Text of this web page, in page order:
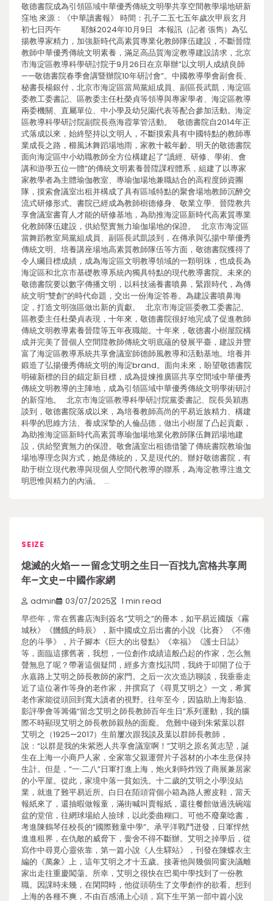
敬德書院成為引領區域中華優秀傳統文明學共享空間教學場地研新
窪地 來源：《中華讀書報》 時間：孔子二五七五年歲次甲辰玄月
初七日丙午 耶穌2024年10月9日 本報訊（記者 張雋）為弘
揚教導家精力，加強新時代高素質專業化教師隊伍建設，不斷晉陞
教師中華優秀傳統文明素養，滿足高品質海淀教導建設請求，北京
市海淀區教導科學研討院于9月26日在京舉辦“以文明人成績良師
——敬德書院春季會講暨辦院10年研討會”。中國教導學會副會長、
秘書長楊銀付，北京市海淀區當局黨組成員、副區長武凱，海淀區
委教工委書記、區教委主任杜榮貞等領導與專家學者、海淀區教導
兩委機關、直屬單位、中小學及幼兒園代表等配合參加活動。海淀
區教導科學研討院副院長燕海霞掌管活動。 敬德書院自2014年正
式落成以來，始終堅持以文明人，不斷摸索具有中國特點的教師專
業成長之路，櫛風沐舞蹈場地雨，家教十載年齡。明天的敬德書院
面向海淀區中小幼職教師全方位構建起了“讀經、研修、學術、會
講和游學五位一體”的傳統文明素養晉陞課程體系，組建了以專家
家教學者為主體瑜伽教室、專瑜伽場地兼職結合的高程度師資團
隊，摸索會議室出租并構成了具有區域特點的聚會場地教師沉醉交
流式研修形式。書院已經成為教師樹德修身、敬業立學、晉陞教共
享會議室書育人才能的研修基地，為助推海淀區新時代高素質專業
化教師隊伍建設，供給堅實無力瑜伽場地的保證。 北京市海淀區
當舞蹈教室局黨組成員、副區長武凱談到，在傳承與弘揚中華優秀
傳統文明、培養講座場地高素質教師隊伍等方面，敬德書院獲得了
令人矚目標成績，成為海淀區文明教導領域的一顆明珠，也成長為
海淀區和北京市基礎教導系統內獨具特點的現代教導書院。未來的
敬德書院要以數字傳播文明，以科技涵養書噴鼻，緊跟時代，為傳
統文明“雙創”的時代命題，交出一份海淀答卷。為建設書噴鼻海
淀，打造文明強區做出新的貢獻。 北京市海淀區委教工委書記、
區教委主任杜榮貞表現，十年來，敬德書院很好地完成了促進教師
傳統文明教導素養晉陞等五年夜職能。十年來，敬德書小樹屋院構
成并完美了晉個人空間陞教師傳統文明底蘊的發展平臺，建設并豐
富了海淀區教導系統共享會議室師德師風教導和活動基地。培養并
鍛造了弘揚優秀傳統文明的海淀brand。面向未來，盼望敬德書院
明確新標的目的錨定新目標，成為提煉推廣區共享空間域中華優秀
傳統文明教導的主陣地，成為引領區域中華優秀傳統文明學術研討
的新窪地。 北京市海淀區教導科學研討院黨委書記、院長吳穎惠
談到，敬德書院落成以來，為培養教師高尚的平易近族精力、構建
科學的思維方法、養成深摯的人倫品德，做出小樹屋了凸起貢獻，
為助推海淀區新時代高素質專瑜伽場地業化教師隊伍舞蹈場地建
設，供給堅實無力的保證。敬會議室出租德借鑒了傳統書院教瑜伽
場地導理念與方式，她是傳統的，又是現代的。辦好敬德書院，有
助于樹立現代教導與現個人空間代教導的聯系，為海淀教導注進文
明思惟與精力的內涵。 …
SEIZE
熄滅的火焰——留念艾明之生日一百找九宮格共享周
年–文史–中國作家網
admin 03/07/2025 1 min read
早些年，常在舊書店淘到簽名“艾明之”的冊本，如平易近國版《霧
城秋》《饑餓的時辰》，新中國成立后出書的小說《比賽》《不倦
怠的斗爭》，片子腳本《巨大的出發點》《幸福》《護士日誌》
等，面臨這摞舊著，我想，一位創作成績這般凸起的作家，怎么無
聲無息了呢？帶著這個疑問，經多方查找訊問，我終于叩開了位于
永嘉路上艾明之師長教師的家門。之后一次次造訪聊談，我垂垂走
近了這位著作等身的老作家，并撰寫了《尋覓艾明之》一文，希冀
老作家能從頭回到寬大讀者的視野。往年至今，因協助上海影協、
影評學會等籌備“留念艾明之師長教師百年生日”系列運動，我的腦
際不時顯現艾明之師長教師親熱的面龐。 危難中碰到朱紫葉以群
艾明之（1925—2017）生前屢次跟我談及葉以群師長教師，
說：“以群是我的朱紫恩人共享會議室啊！”艾明之原名黃志堃，誕
生在上海一小商戶人家，全家靠父親運營片子器材的小本生意保持
生計。但是，“一·二八”日軍打進上海，炮火剎時炸毀了商展兼居家
的小平屋。從此，家境中落一貧如洗。十二歲的艾明之小學沒結
業，就進了難平易近所。白日在陌頭背個小箱為路人擦皮鞋，當天
報紙來了，還抽暇做報童，滿街喊叫賣報紙，還往餐館做過洗碗端
盆的堂倌，往網球場給人撿球，以此委曲糊口。可他不廢棄唸書，
考進陳鶴琴任校長的“國際難童中學”。承平洋戰鬥迸發，日軍悍然
進進租界，在仇敵的威脅下，黌舍不得不斷辦。艾明之掉學后，從
寫作中尋覓心靈依靠，第一篇小說《人生驛站》，刊發在陳蝶衣主
編的《萬象》上，這年艾明之才十五歲。接著他與幾個同窗決議離
家出走往重慶闖蕩。所幸，艾明之很快在巴蜀中學找到了一份教
職。因課時未幾，在閑悶時，他從頭萌生了文學創作的欲看。想到
上海的各種不爽，不由百感涌上心頭，寫下生平第一部中篇小說